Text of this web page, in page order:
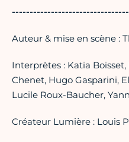
Auteur & mise en scène :
Interprètes : Katia
Chenet, Hugo Gasparini,
Lucile Roux-Baucher,
Créateur Lumière : Louis